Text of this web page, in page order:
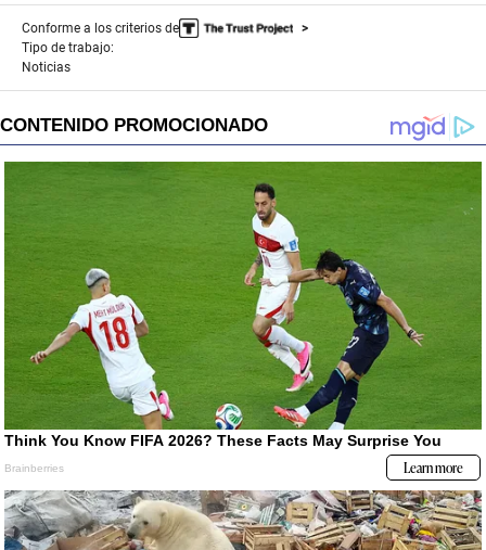
Conforme a los criterios de
Tipo de trabajo:
Noticias